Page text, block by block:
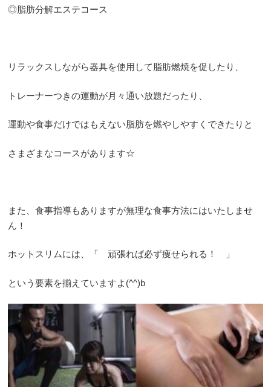
◎脂肪分解エステコース
リラックスしながら器具を使用して脂肪燃焼を促したり、
トレーナーつきの運動が月々通い放題だったり、
運動や食事だけではもえない脂肪を燃やしやすくできたりと
さまざまなコースがあります☆
また、食事指導もありますが無理な食事方法にはいたしませ
ん！
ホットスリムには、「 頑張れば必ず痩せられる！ 」
という要素を揃えていますよ(^^)b